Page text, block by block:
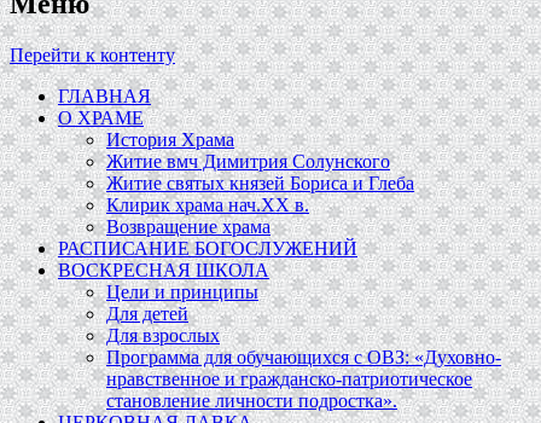
Перейти к контенту
ГЛАВНАЯ
О ХРАМЕ
История Храма
Житие вмч Димитрия Солунского
Житие святых князей Бориса и Глеба
Клирик храма нач.ХХ в.
Возвращение храма
РАСПИСАНИЕ БОГОСЛУЖЕНИЙ
ВОСКРЕСНАЯ ШКОЛА
Цели и принципы
Для детей
Для взрослых
Программа для обучающихся c ОВЗ: «Духовно-
нравственное и гражданско-патриотическое
становление личности подростка».